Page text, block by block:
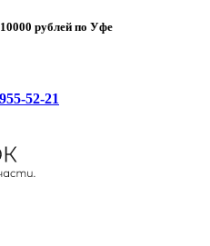
10000 рублей по Уфе
52-21